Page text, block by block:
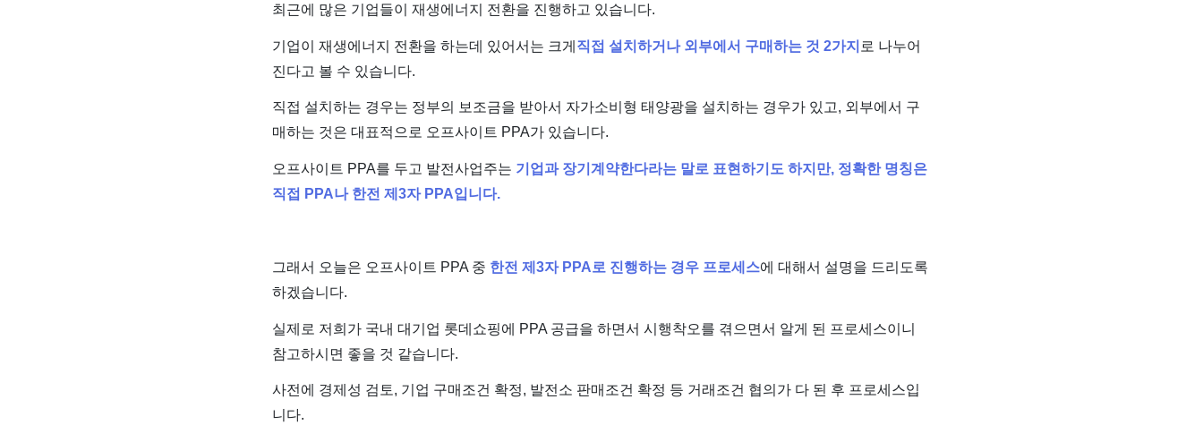
최근에 많은 기업들이 재생에너지 전환을 진행하고 있습니다.
기업이 재생에너지 전환을 하는데 있어서는 크게 직접 설치하거나 외부에서 구매하는 것 2가지​ 로 나누어
진다고 볼 수 있습니다.
직접 설치하는 경우는 정부의 보조금을 받아서 자가소비형 태양광을 설치하는 경우가 있고, 외부에서 구
매하는 것은 대표적으로 오프사이트 PPA가 있습니다.
오프사이트 PPA를 두고 발전사업주는 기업과 장기계약한다라는 말로 표현하기도 하지만, 정확한 명칭은
직접 PPA나 한전 제3자 PPA입니다.
그래서 오늘은 오프사이트 PPA 중 한전 제3자 PPA로 진행하는 경우 프로세스에 대해서 설명을 드리도록
하겠습니다.
실제로 저희가 국내 대기업 롯데쇼핑에 PPA 공급을 하면서 시행착오를 겪으면서 알게 된 프로세스이니
참고하시면 좋을 것 같습니다.
사전에 경제성 검토, 기업 구매조건 확정, 발전소 판매조건 확정 등 거래조건 협의가 다 된 후 프로세스입
니다.